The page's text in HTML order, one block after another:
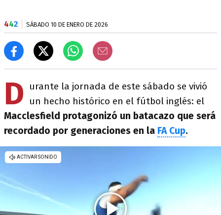
442 SÁBADO 10 DE ENERO DE 2026
D
urante la jornada de este sábado se vivió
un hecho histórico en el fútbol inglés: el
Macclesfield protagonizó un batacazo que será
recordado por generaciones en la FA Cup.